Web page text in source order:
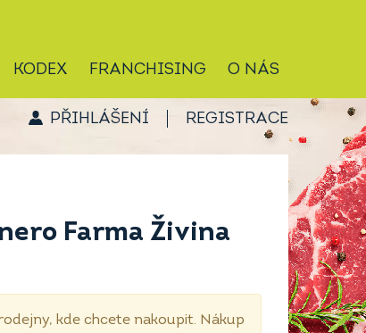
KODEX FRANCHISING O NÁS
PŘIHLÁŠENÍ REGISTRACE
Farma Živina
kde chcete nakoupit. Nákup